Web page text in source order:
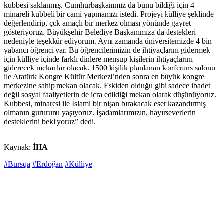
kubbesi saklanmış. Cumhurbaşkanımız da bunu bildiği için 4
minareli kubbeli bir cami yapmamızı istedi. Projeyi külliye şeklinde
değerlendirip, çok amaçlı bir merkez olması yönünde gayret
gösteriyoruz. Büyükşehir Belediye Başkanımıza da destekleri
nedeniyle teşekkür ediyorum. Aynı zamanda üniversitemizde 4 bin
yabancı öğrenci var. Bu öğrencilerimizin de ihtiyaçlarını gidermek
için külliye içinde farklı dinlere mensup kişilerin ihtiyaçlarını
giderecek mekanlar olacak. 1500 kişilik planlanan konferans salonu
ile Atatürk Kongre Kültür Merkezi’nden sonra en büyük kongre
merkezine sahip mekan olacak. Eskiden olduğu gibi sadece ibadet
değil sosyal faaliyetlerin de icra edildiği mekan olarak düşünüyoruz.
Kubbesi, minaresi ile İslami bir nişan bırakacak eser kazandırmış
olmanın gururunu yaşıyoruz. İşadamlarımızın, hayırseverlerin
desteklerini bekliyoruz” dedi.
Kaynak: İHA
#Bursqa #Erdoğan #Külliye